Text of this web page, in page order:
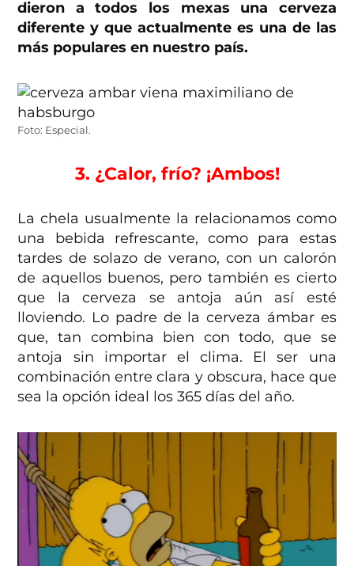
dieron a todos los mexas una cerveza
diferente y que actualmente es una de las
más populares en nuestro país.
Foto: Especial.
3. ¿Calor, frío? ¡Ambos!
La chela usualmente la relacionamos como
una bebida refrescante, como para estas
tardes de solazo de verano, con un calorón
de aquellos buenos, pero también es cierto
que la cerveza se antoja aún así esté
lloviendo. Lo padre de la cerveza ámbar es
que, tan combina bien con todo, que se
antoja sin importar el clima. El ser una
combinación entre clara y obscura, hace que
sea la opción ideal los 365 días del año.